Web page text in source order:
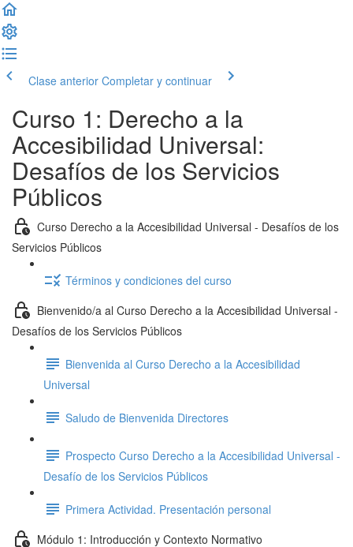
Clase anterior Completar y continuar
Curso 1: Derecho a la
Accesibilidad Universal:
Desafíos de los Servicios
Públicos
Curso Derecho a la Accesibilidad Universal - Desafíos de los
Servicios Públicos
Términos y condiciones del curso
Bienvenido/a al Curso Derecho a la Accesibilidad Universal -
Desafíos de los Servicios Públicos
Bienvenida al Curso Derecho a la Accesibilidad
Universal
Saludo de Bienvenida Directores
Prospecto Curso Derecho a la Accesibilidad Universal -
Desafío de los Servicios Públicos
Primera Actividad. Presentación personal
Módulo 1: Introducción y Contexto Normativo